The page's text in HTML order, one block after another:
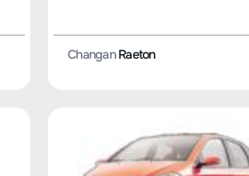
ChanganRaeton